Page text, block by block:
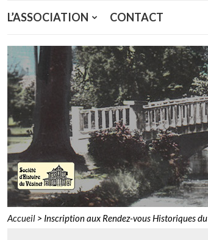
L’ASSOCIATION CONTACT
Accueil > Inscription aux Rendez-vous Historiques